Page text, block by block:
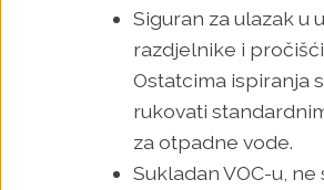
Siguran za ulazak u
razdjelnike i
Ostatcima ispiranja
rukovati
za otpadne vode.
Sukladan VOC-u,